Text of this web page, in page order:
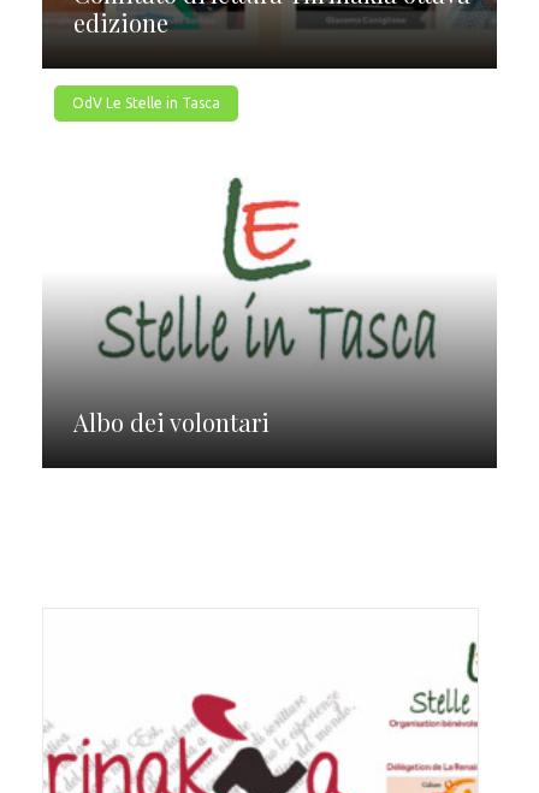
edizione
OdV Le Stelle in Tasca
Albo dei volontari